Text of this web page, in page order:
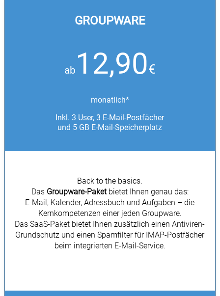
GROUPWARE
ab 12,90€
monatlich*
Inkl. 3 User, 3 E-Mail-Postfächer
und 5 GB E-Mail-Speicherplatz
Back to the basics.
Das Groupware-Paketbietet Ihnen genau das:
E-Mail, Kalender, Adressbuch und Aufgaben – die
Kernkompetenzen einer jeden Groupware.
Das SaaS-Paket bietet Ihnen zusätzlich einen Antiviren-
Grundschutz und einen Spamfilter für IMAP-Postfächer
beim integrierten E-Mail-Service.